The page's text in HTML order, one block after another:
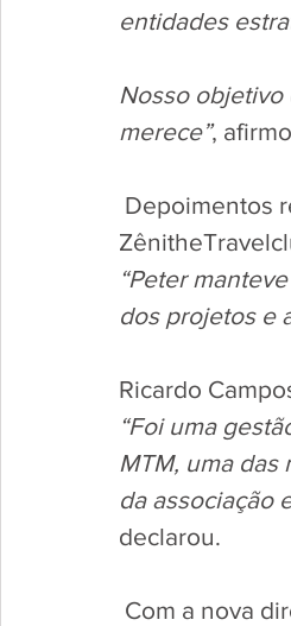
entidades
Nosso objetivo
merece”,
Depoimentos
“Peter
dos projetos e
Ricardo
“Foi uma
MTM, uma
da associação
declarou.
Com a nova